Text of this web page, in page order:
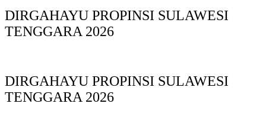
DIRGAHAYU PROPINSI SULAWESI
TENGGARA 2026
DIRGAHAYU PROPINSI SULAWESI
TENGGARA 2026